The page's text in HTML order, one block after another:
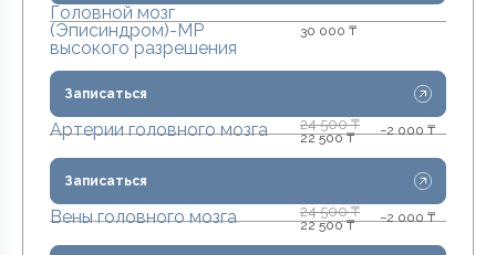
Головной мозг
(Эписиндром)-МР
высокого разрешения
30 000 ₸
Записаться
Артерии головного мозга 24 500 ₸
22 500 ₸ −2 000 ₸
Записаться
Вены головного мозга 24 500 ₸
22 500 ₸ −2 000 ₸